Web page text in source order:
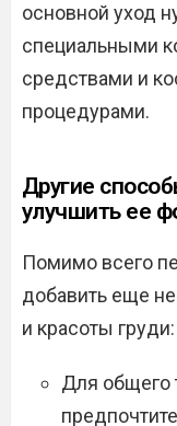
основной уход
специальными
средствами и
процедурами.
Другие
улучшить ее
Помимо всего
добавить еще
и красоты груди:
Для общего